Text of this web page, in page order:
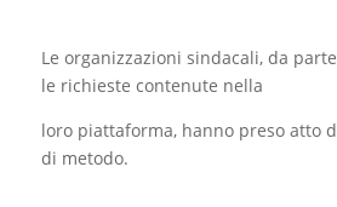
Le organizzazioni sindacali, da
le richieste contenute nella
loro piattaforma, hanno preso atto
di metodo.